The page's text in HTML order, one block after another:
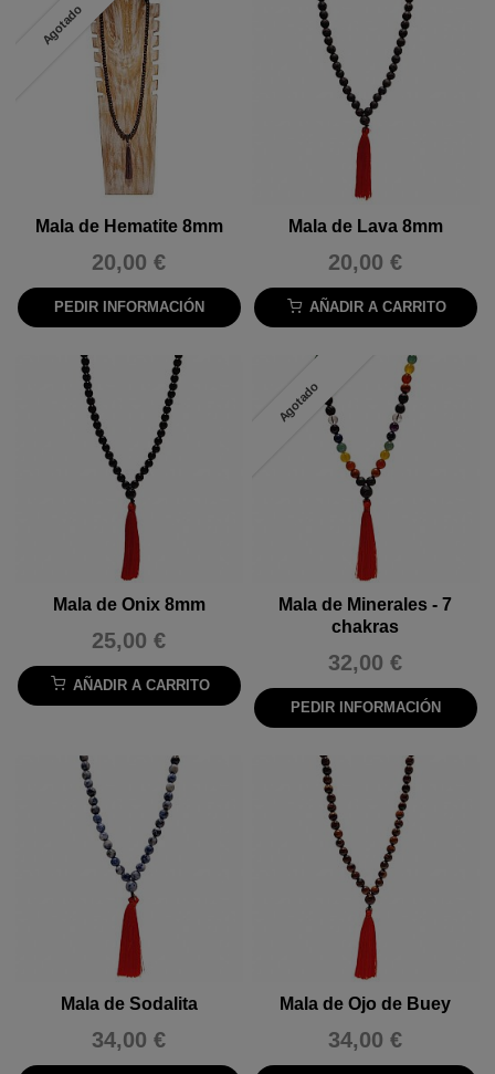
Agotado
Mala de Hematite 8mm
20,00 €
PEDIR INFORMACIÓN
Mala de Lava 8mm
20,00 €
AÑADIR A CARRITO
Mala de Onix 8mm
25,00 €
AÑADIR A CARRITO
Agotado
Mala de Minerales - 7
chakras
32,00 €
PEDIR INFORMACIÓN
Mala de Sodalita
34,00 €
Mala de Ojo de Buey
34,00 €